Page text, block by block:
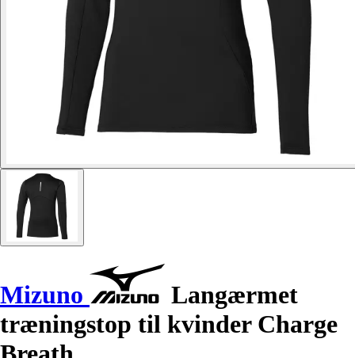
Mizuno
Langærmet
træningstop til kvinder Charge